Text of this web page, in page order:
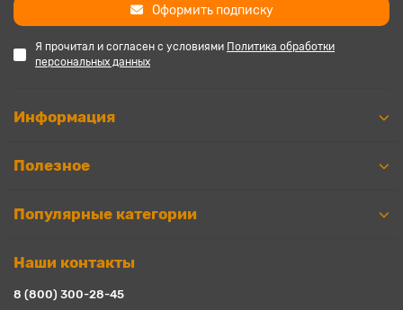
Оформить подписку
Я прочитал и согласен с условиями Политика обработки
персональных данных
Информация
Полезное
Популярные категории
Наши контакты
8 (800) 300-28-45